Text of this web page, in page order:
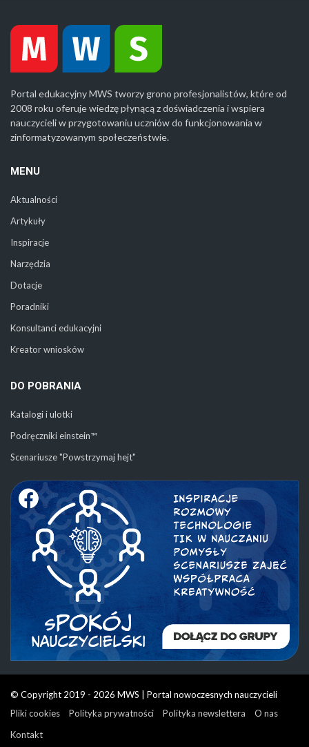
Portal edukacyjny MWS tworzy grono profesjonalistów, które od
2008 roku oferuje wiedzę płynącą z doświadczenia i wspiera
nauczycieli w przygotowaniu uczniów do funkcjonowania w
zinformatyzowanym społeczeństwie.
MENU
Aktualności
Artykuły
Inspiracje
Narzędzia
Dotacje
Poradniki
Konsultanci edukacyjni
Kreator wniosków
DO POBRANIA
Katalogi i ulotki
Podręczniki einstein™
Scenariusze "Powstrzymaj hejt"
© Copyright 2019 - 2026 MWS | Portal nowoczesnych nauczycieli
Pliki cookies
Polityka prywatności Polityka newslettera
O nas
Kontakt